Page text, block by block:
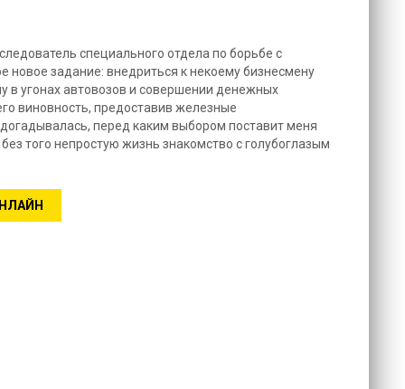
специального отдела по борьбе с
новое задание: внедриться к некоему бизнесмену
в угонах автовозов и совершении денежных
виновность, предоставив железные
перед каким выбором поставит меня
того непростую жизнь знакомство с голубоглазым